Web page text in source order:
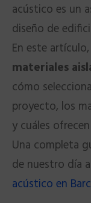
acústico es un
diseño de
En este
materiales
cómo
proyecto, los
y cuáles
Una completa
de nuestro día
acústico en